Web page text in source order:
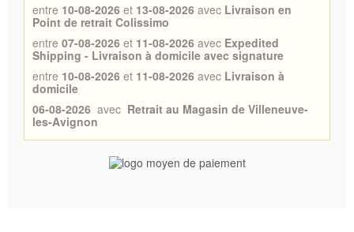
entre 10-08-2026 et 13-08-2026 avec Livraison en
Point de retrait Colissimo
entre 07-08-2026 et 11-08-2026 avec Expedited
Shipping - Livraison à domicile avec signature
entre 10-08-2026 et 11-08-2026 avec Livraison à
domicile
06-08-2026 avec Retrait au Magasin de Villeneuve-
les-Avignon